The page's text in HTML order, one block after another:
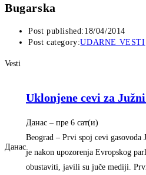
Bugarska
Post published: 18/04/2014
Post category:UDARNE VESTI
Vesti
Данас
Uklonjene cevi za
Данас – ‎пре 6 сат(и)‎
Beograd – Prvi spoj cevi
je nakon upozorenja Evropskog
obustaviti, javili su juče mediji.